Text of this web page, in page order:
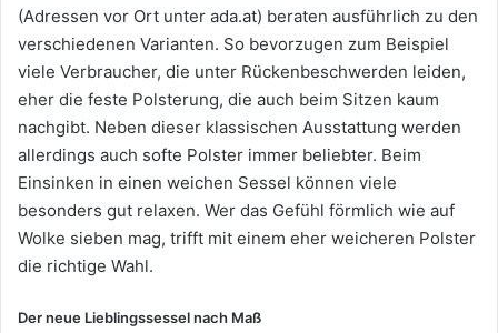
(Adressen vor Ort unter ada.at) beraten ausführlich zu den
verschiedenen Varianten. So bevorzugen zum Beispiel
viele Verbraucher, die unter Rückenbeschwerden leiden,
eher die feste Polsterung, die auch beim Sitzen kaum
nachgibt. Neben dieser klassischen Ausstattung werden
allerdings auch softe Polster immer beliebter. Beim
Einsinken in einen weichen Sessel können viele
besonders gut relaxen. Wer das Gefühl förmlich wie auf
Wolke sieben mag, trifft mit einem eher weicheren Polster
die richtige Wahl.
Der neue Lieblingssessel nach Maß